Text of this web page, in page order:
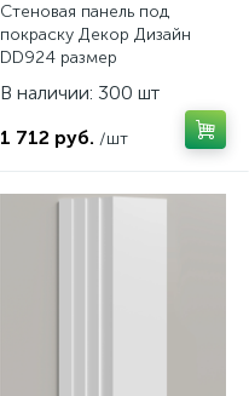
Стеновая панель под
покраску Декор Дизайн
DD924 размер
В наличии: 300 шт
1 712 руб. /шт